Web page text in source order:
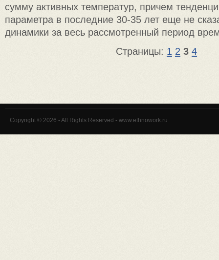
сумму активных температур, причем
параметра в последние 30-35 лет еще не
динамики за весь рассмотренный период
Страницы: 1 2 3 4
Copyright © 2026 - All Rights Reserved - www.ethnowork.ru